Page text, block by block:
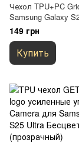
Чехол TPU+PC
Samsung Galaxy
White
149 грн
Купить